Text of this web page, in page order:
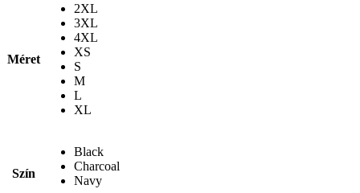
Méret
2XL
3XL
4XL
XS
S
M
L
XL
Szín
Black
Charcoal
Navy